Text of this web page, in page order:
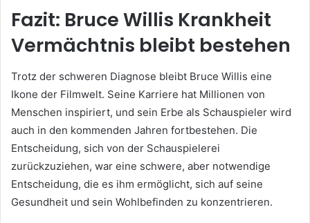
Fazit: Bruce Willis Krankheit
Vermächtnis bleibt bestehen
Trotz der schweren Diagnose bleibt Bruce Willis eine
Ikone der Filmwelt. Seine Karriere hat Millionen von
Menschen inspiriert, und sein Erbe als Schauspieler wird
auch in den kommenden Jahren fortbestehen. Die
Entscheidung, sich von der Schauspielerei
zurückzuziehen, war eine schwere, aber notwendige
Entscheidung, die es ihm ermöglicht, sich auf seine
Gesundheit und sein Wohlbefinden zu konzentrieren.